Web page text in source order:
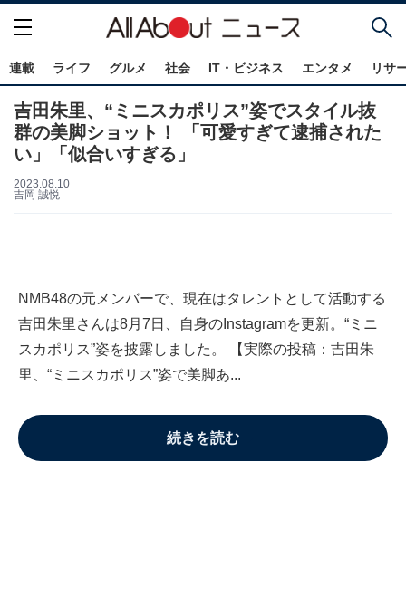
連載 ライフ グルメ 社会 IT・ビジネス エンタメ リサ
吉田朱里、“ミニスカポリス”姿でスタイル抜
群の美脚ショット！ 「可愛すぎて逮捕された
い」「似合いすぎる」
2023.08.10
吉岡 誠悦
NMB48の元メンバーで、現在はタレントとして活動する
吉田朱里さんは8月7日、自身のInstagramを更新。“ミニ
スカポリス”姿を披露しました。 【実際の投稿：吉田朱
里、“ミニスカポリス”姿で美脚あ...
続きを読む